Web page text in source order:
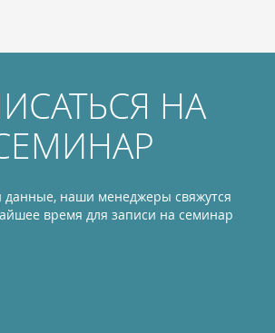
НА
данные, наши менеджеры свяжутся
время для записи на семинар